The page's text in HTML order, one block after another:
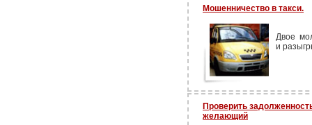
Мошенничество в такси.
Двое
и
Проверить
желающий